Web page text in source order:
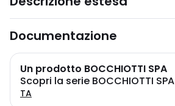
Documentazione
Un prodotto BOCCHIOTTI SPA
Scopri la serie BOCCHIOTTI SPA
TA